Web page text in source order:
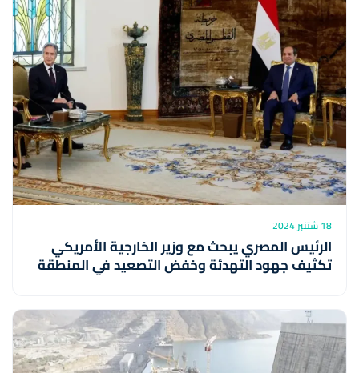
18 شتنبر 2024
الرئيس المصري يبحث مع وزير الخارجية الأمريكي
تكثيف جهود التهدئة وخفض التصعيد في المنطقة